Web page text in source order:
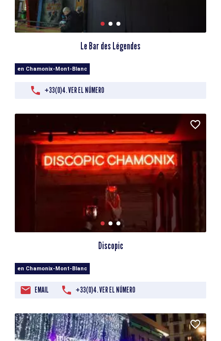
Le Bar des Légendes
en Chamonix-Mont-Blanc
+33(0)4. VER EL NÚMERO
Discopic
en Chamonix-Mont-Blanc
EMAIL +33(0)4. VER EL NÚMERO